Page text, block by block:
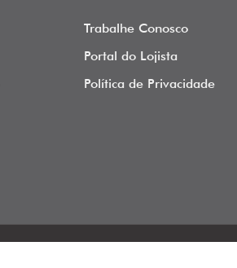
Trabalhe Conosco
Portal do Lojista
Política de Privacidade